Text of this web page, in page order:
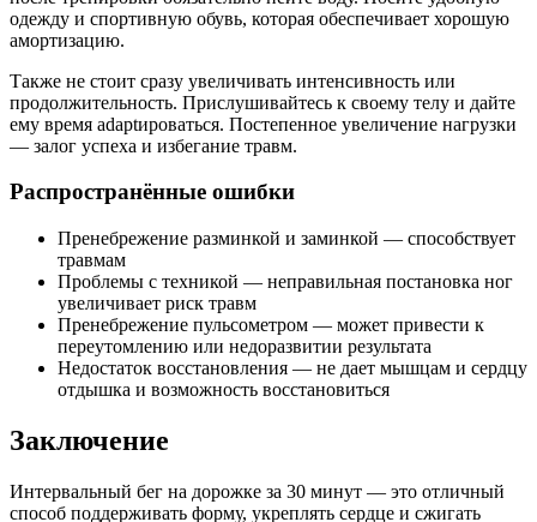
одежду и спортивную обувь, которая обеспечивает хорошую
амортизацию.
Также не стоит сразу увеличивать интенсивность или
продолжительность. Прислушивайтесь к своему телу и дайте
ему время adaptироваться. Постепенное увеличение нагрузки
— залог успеха и избегание травм.
Распространённые ошибки
Пренебрежение разминкой и заминкой — способствует
травмам
Проблемы с техникой — неправильная постановка ног
увеличивает риск травм
Пренебрежение пульсометром — может привести к
переутомлению или недоразвитии результата
Недостаток восстановления — не дает мышцам и сердцу
отдышка и возможность восстановиться
Заключение
Интервальный бег на дорожке за 30 минут — это отличный
способ поддерживать форму, укреплять сердце и сжигать